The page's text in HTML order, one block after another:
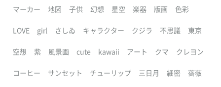
マーカー 地図 子供 幻想 星空 楽器 版画 色彩
LOVE girl さしゐ キャラクター クジラ 不思議 東京
空想 紫 風景画 cute kawaii アート クマ クレヨン
コーヒー サンセット チューリップ 三日月 細密 薔薇